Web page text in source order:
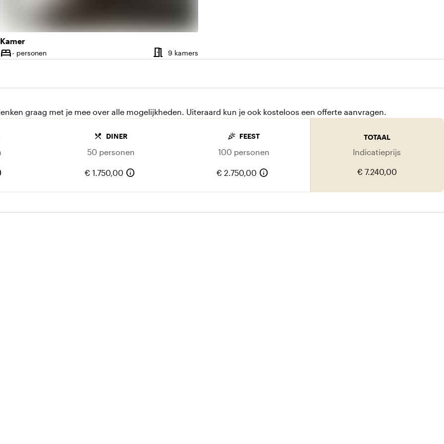
kamers
Kamer
bed
Capaciteit
- personen meeting_room Aantal kamers
9 kamers
graag met je mee over alle mogelijkheden. Uiteraard kun je ook kosteloos een offerte aanvragen.
local_dining DINER
50 personen
€ 1.750,00 info
celebration FEEST
100 personen
€ 2.750,00 info
TOTAAL
Indicatieprijs
€ 7.240,00